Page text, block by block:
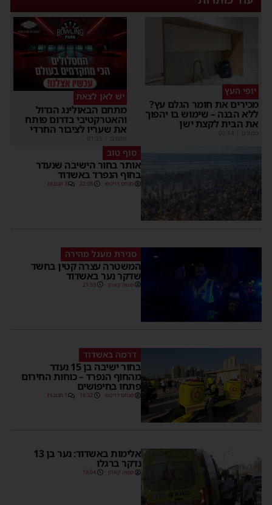
יופי העץ
מכירים את חומר הגלם עץ?
ללא הבנה – שימוש בו יהפוך
את הבית לקצת ישן
מקודם
יש לאן לצאת
מתחם הבאולינג הגדול
והאטרקטיבי בדרום פותח
את שעריו לציבור החרדי
מקודם
סוף טוב
אותר בחור הישיבה שנעדר
בחוף הנפרד באשדוד
מנחם דויטש 22:08 3 תגובות
סגירת מעגל מהירה
המשטרה עצרה קטין בחשד
שדקר נער באשדוד
משה קאהן 21:59
דרמה באשדוד
בחור ישיבה בן 15 נעדר
מהחוף הנפרד – כוחות החירום
פתחו בחיפושים
מנחם דויטש 18:32 1 תגובות
אלימות באשדוד: נער בן 13
נדקר ברגלו
משה קאהן 18:04